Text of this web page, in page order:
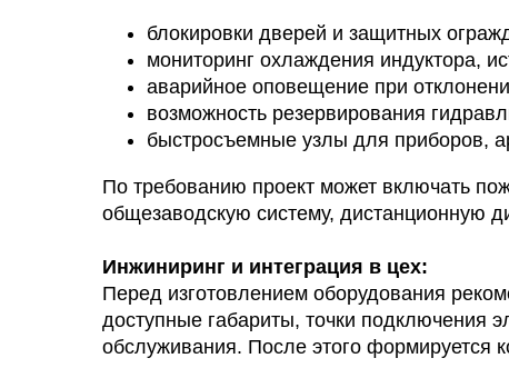
блокировки дверей и защитных
мониторинг охлаждения индуктора,
аварийное оповещение при
возможность резервирования
быстросъемные узлы для приборов,
По требованию проект может включать
общезаводскую систему, дистанционную
Инжиниринг и интеграция в цех:
Перед изготовлением оборудования
доступные габариты, точки подключения
обслуживания. После этого формируется